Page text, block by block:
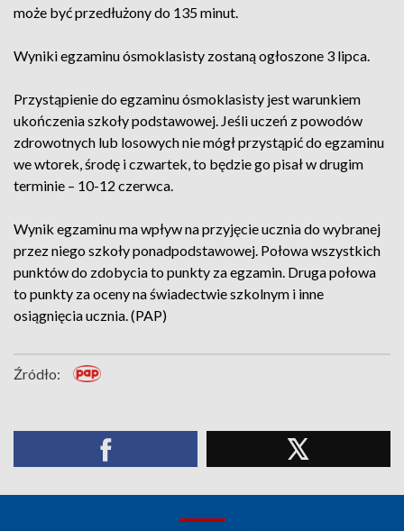
może być przedłużony do 135 minut.
Wyniki egzaminu ósmoklasisty zostaną ogłoszone 3 lipca.
Przystąpienie do egzaminu ósmoklasisty jest warunkiem
ukończenia szkoły podstawowej. Jeśli uczeń z powodów
zdrowotnych lub losowych nie mógł przystąpić do egzaminu
we wtorek, środę i czwartek, to będzie go pisał w drugim
terminie – 10-12 czerwca.
Wynik egzaminu ma wpływ na przyjęcie ucznia do wybranej
przez niego szkoły ponadpodstawowej. Połowa wszystkich
punktów do zdobycia to punkty za egzamin. Druga połowa
to punkty za oceny na świadectwie szkolnym i inne
osiągnięcia ucznia. (PAP)
Źródło: